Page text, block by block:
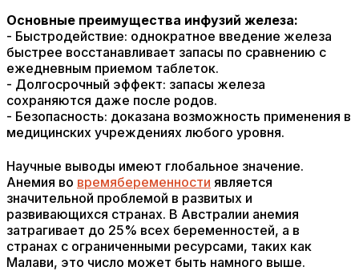
Основные преимущества инфузий железа:
- Быстродействие: однократное введение железа
быстрее восстанавливает запасы по сравнению с
ежедневным приемом таблеток.
- Долгосрочный эффект: запасы железа
сохраняются даже после родов.
- Безопасность: доказана возможность применения в
медицинских учреждениях любого уровня.
Научные выводы имеют глобальное значение.
Анемия во времябеременности является
значительной проблемой в развитых и
развивающихся странах. В Австралии анемия
затрагивает до 25% всех беременностей, а в
странах с ограниченными ресурсами, таких как
Малави, это число может быть намного выше.